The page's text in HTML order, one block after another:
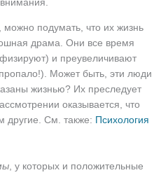
подумать, что их жизнь
драма. Они все время
и преувеличивают
Может быть, эти люди
жизнью? Их преследует
оказывается, что
другие. См. также: Психология
, у которых и положительные